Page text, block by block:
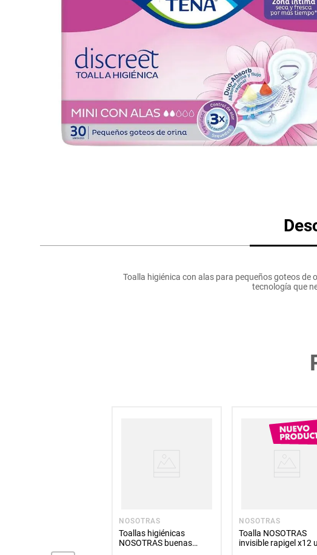
lácteos y refrigerados
vinos y licores
cuidado del bebé
mascotas
otros
Toalla higiénica con alas para pequeños goteos
tecnología que
NOSOTRAS
Toallas higiénicas
NOSOTRAS buenas
NOSOTRAS
Toalla NOSOTRAS
invisible rapigel x12
Mantequilla